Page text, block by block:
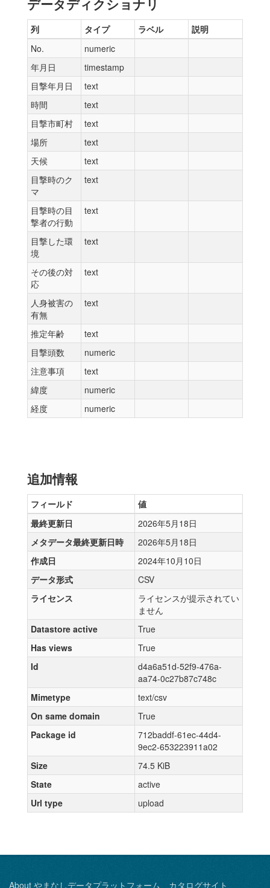
データディクショナリ
列 タイプ ラベル
説明
No.
numeric
年月日
timestamp
目撃年月日
text
時間
text
目撃市町村
text
場所
text
天候
text
目撃時のク
マ
text
目撃時の目
撃者の行動
text
目撃した環
境
text
その後の対
応
text
人身被害の
有無
text
推定年齢
text
目撃頭数
numeric
注意事項
text
緯度
numeric
経度
numeric
追加情報
フィールド
値
最終更新日
2026年5月18日
メタデータ最終更新日時
2026年5月18日
作成日
2024年10月10日
データ形式
CSV
ライセンス
ライセンスが提示されてい
ません
Datastore active
True
Has views
True
Id
d4a6a51d-52f9-476a-
aa74-0c27b87c748c
Mimetype
text/csv
On same domain
True
Package id
712baddf-61ec-44d4-
9ec2-653223911a02
Size
74.5 KiB
State
active
Url type
upload
About やまなしデータプラットフォーム カタログサイト